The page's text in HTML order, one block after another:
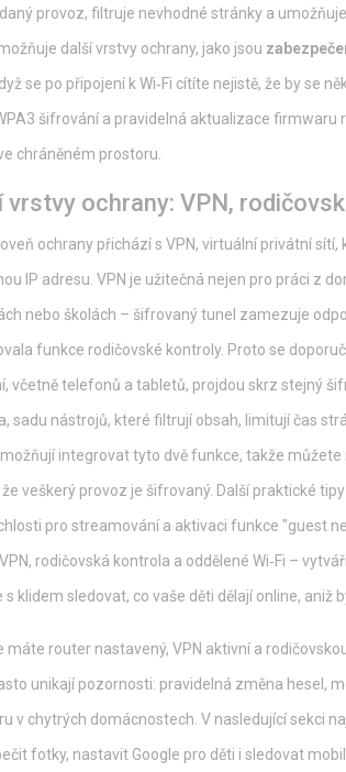
provoz, filtruje nevhodné stránky a
další vrstvy ochrany, jako jsou
se po připojení k Wi‑Fi cítíte nejistě, že by se
šifrování a pravidelná aktualizace
chráněném prostoru.
vrstvy ochrany: VPN,
ochrany přichází s VPN, virtuální privátní sítí,
IP adresu . VPN je užitečná nejen pro práci z
nebo školách – šifrovaný tunel zamezuje
funkce rodičovské kontroly. Proto se
včetně telefonů a tabletů, projdou skrz stejný
, sadu nástrojů, které filtrují obsah, limitují čas
integrovat tyto dvě funkce, takže
veškerý provoz je šifrovaný. Další praktické
pro streamování a aktivaci funkce "guest
rodičovská kontrola a oddělené Wi‑Fi –
s klidem sledovat, co vaše děti dělají online, aniž
máte router nastavený, VPN aktivní a
unikají pozornosti: pravidelná změna hesel,
v chytrých domácnostech. V nasledující sekci
fotky, nastavit Google pro děti i sledovat